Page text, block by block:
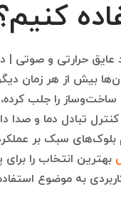
عایق حرارتی و صوتی
بیش از هر زمان
را جلب کرده،
تبادل دما و صدا
سبک بر
بهترین انتخاب را
به موضوع استفاده